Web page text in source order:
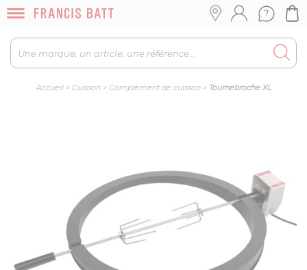
Accueil> Cuisson> Complément de cuisson> Tournebroche XL